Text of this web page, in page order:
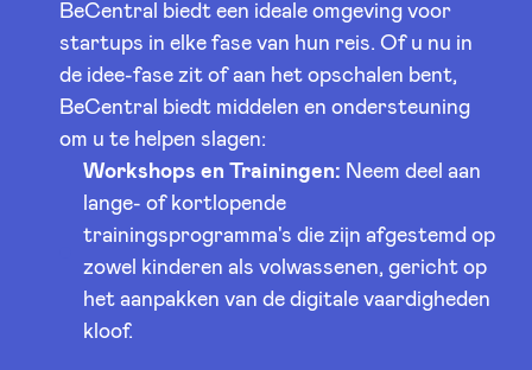
BeCentral biedt een ideale omgeving voor
startups in elke fase van hun reis. Of u nu in
de idee-fase zit of aan het opschalen bent,
BeCentral biedt middelen en ondersteuning
om u te helpen slagen:
Workshops en Trainingen: Neem deel aan
lange- of kortlopende
trainingsprogramma's die zijn afgestemd op
zowel kinderen als volwassenen, gericht op
het aanpakken van de digitale vaardigheden
kloof.